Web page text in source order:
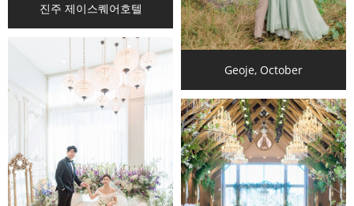
진주 제이스퀘어호텔
Geoje, October